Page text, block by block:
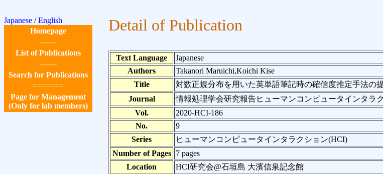
Japanese /English
Homepage
-------
List of Publications
-------
Search for Publications
=======
Page for Management
(Only for lab members)
Detail of Publication
Text Language
Japanese
Authors
Takanori Maruichi,Koichi Kise
Title
対数正規分布を用いた英単語筆記時の確信度推定手法の
Journal
情報処理学会研究報告ヒューマンコンピュータインタラ
Vol.
2020-HCI-186
No.
9
Series
ヒューマンコンピュータインタラクション(HCI)
Number of Pages
7 pages
Location
HCI研究会@石垣島 大濱信泉記念館